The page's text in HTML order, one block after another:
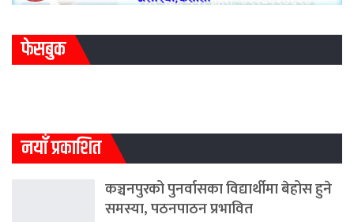
फेसबुक
नयाँ प्रकाशित
कञ्चनपुरको पुनर्वासका विद्यार्थीमा बेहोस हुने
समस्या, पठनपाठन प्रभावित